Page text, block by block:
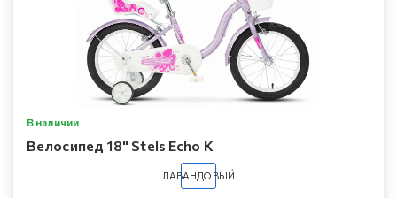
В наличии
Велосипед 18" Stels Echo K
ЛАВАНДОВЫЙ